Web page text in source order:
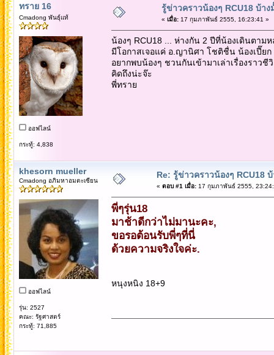
ทราย 16
Cmadong พันธุ์แท้
ออฟไลน์
กระทู้: 4,838
รู้ข่าวคราวน้องๆ RCU18 บ้าง
« เมื่อ:17 กุมภาพันธ์ 2555, 16:23:41 »
น้องๆ RCU18 ... ห่างกัน 2 ปีที่น้องเดินตาม
มีโอกาสเจอแค่ อ.ญานิศา โชติชื่น น้องเปี๊ย
อยากพบน้องๆ ชวนกันเข้ามาเล่าเรื่องราวชี
คิดถึงน่ะจ๊ะ
พี่ทราย
khesorn mueller
Cmadong อภิมหาอมตะเซียน
ออฟไลน์
รุ่น: 2527
คณะ: รัฐศาสตร์
กระทู้: 71,885
Re: รู้ข่าวคราวน้องๆ RCU18
« ตอบ #1 เมื่อ:17 กุมภาพันธ์ 2555,
พี่ๆรุ่น18
มาช้าดีกว่าไม่มานะคะ,
ขอรอต้อนรับพี่ๆที่นี่
ด้วยความจริงใจค่ะ.
หนุงหนิง 18+9